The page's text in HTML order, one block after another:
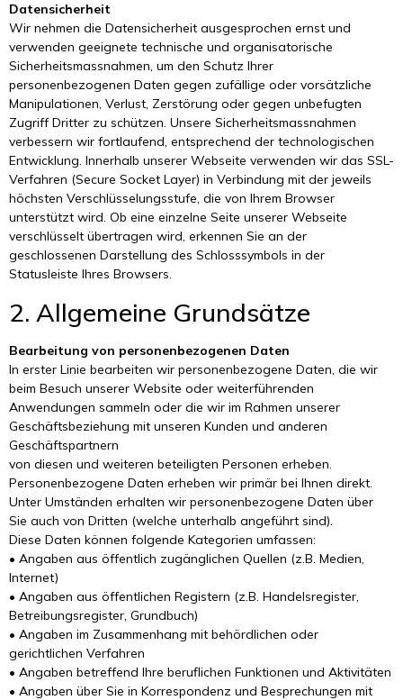
Datensicherheit
Wir nehmen die Datensicherheit ausgesprochen ernst und
verwenden geeignete technische und organisatorische
Sicherheitsmassnahmen, um den Schutz Ihrer
personenbezogenen Daten gegen zufällige oder vorsätzliche
Manipulationen, Verlust, Zerstörung oder gegen unbefugten
Zugriff Dritter zu schützen. Unsere Sicherheitsmassnahmen
verbessern wir fortlaufend, entsprechend der technologischen
Entwicklung. Innerhalb unserer Webseite verwenden wir das SSL-
Verfahren (Secure Socket Layer) in Verbindung mit der jeweils
höchsten Verschlüsselungsstufe, die von Ihrem Browser
unterstützt wird. Ob eine einzelne Seite unserer Webseite
verschlüsselt übertragen wird, erkennen Sie an der
geschlossenen Darstellung des Schlosssymbols in der
Statusleiste Ihres Browsers.
2. Allgemeine Grundsätze
Bearbeitung von personenbezogenen Daten
In erster Linie bearbeiten wir personenbezogene Daten, die wir
beim Besuch unserer Website oder weiterführenden
Anwendungen sammeln oder die wir im Rahmen unserer
Geschäftsbeziehung mit unseren Kunden und anderen
Geschäftspartnern
von diesen und weiteren beteiligten Personen erheben.
Personenbezogene Daten erheben wir primär bei Ihnen direkt.
Unter Umständen erhalten wir personenbezogene Daten über
Sie auch von Dritten (welche unterhalb angeführt sind).
Diese Daten können folgende Kategorien umfassen:
• Angaben aus öffentlich zugänglichen Quellen (z.B. Medien,
Internet)
• Angaben aus öffentlichen Registern (z.B. Handelsregister,
Betreibungsregister, Grundbuch)
• Angaben im Zusammenhang mit behördlichen oder
gerichtlichen Verfahren
• Angaben betreffend Ihre beruflichen Funktionen und Aktivitäten
• Angaben über Sie in Korrespondenz und Besprechungen mit